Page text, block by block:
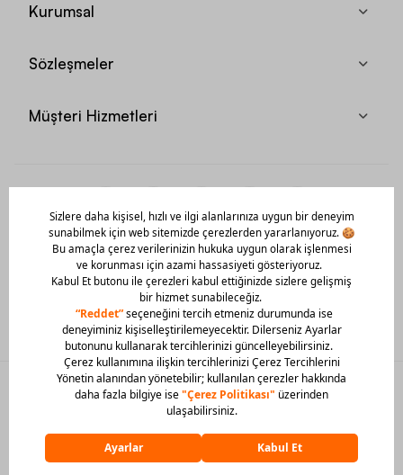
Kurumsal
Sözleşmeler
Müşteri Hizmetleri
Mobil Uygulamamızı Hemen İndir!
© 2026 Barcin Tüm Hakları Saklıdır
Sitedeki görsel materyaller izinsiz kullanılamaz.